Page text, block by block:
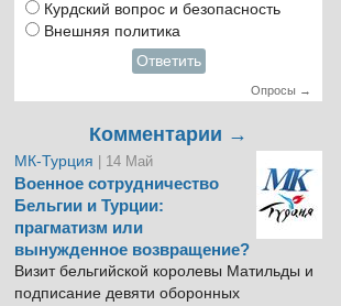
Курдский вопрос и безопасность
Внешняя политика
Ответить
Опросы →
Комментарии →
МК-Турция | 14 Май
Военное сотрудничество
Бельгии и Турции:
прагматизм или
вынужденное возвращение?
Визит бельгийской королевы Матильды и
подписание девяти оборонных